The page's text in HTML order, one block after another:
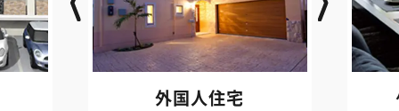
外国人住宅